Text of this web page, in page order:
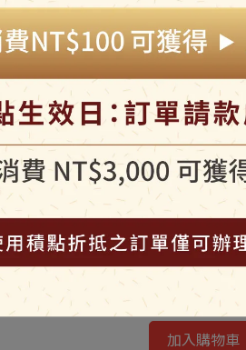
嬰兒肉鬆(細)
NT$270
加入購物車